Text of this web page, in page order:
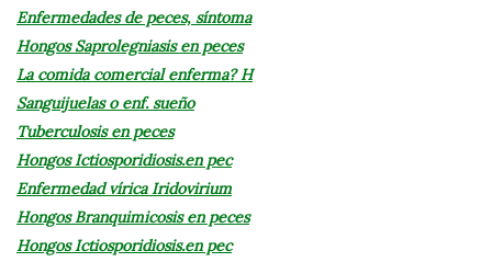
Enfermedades de peces, síntoma
Hongos Saprolegniasis en peces
La comida comercial enferma? H
Sanguijuelas o enf. sueño
Tuberculosis en peces
Hongos Ictiosporidiosis.en pec
Enfermedad vírica Iridovirium
Hongos Branquimicosis en peces
Hongos Ictiosporidiosis.en pec